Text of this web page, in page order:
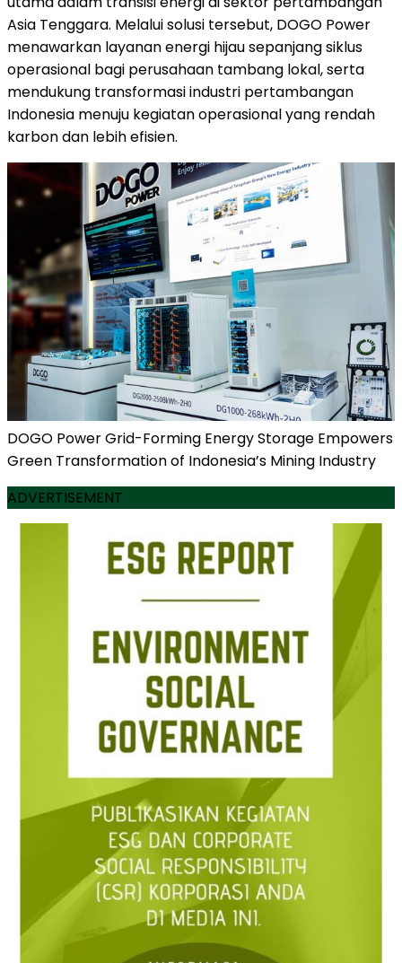
Asia Tenggara. Melalui solusi tersebut, DOGO Power
menawarkan layanan energi hijau sepanjang siklus
operasional bagi perusahaan tambang lokal, serta
mendukung transformasi industri pertambangan
Indonesia menuju kegiatan operasional yang rendah
karbon dan lebih efisien.
DOGO Power Grid-Forming Energy Storage Empowers
Green Transformation of Indonesia’s Mining Industry
ADVERTISEMENT